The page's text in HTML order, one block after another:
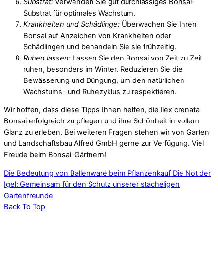
Substrat: Verwenden Sie gut durchlässiges Bonsai-
Substrat für optimales Wachstum.
Krankheiten und Schädlinge: Überwachen Sie Ihren
Bonsai auf Anzeichen von Krankheiten oder
Schädlingen und behandeln Sie sie frühzeitig.
Ruhen lassen: Lassen Sie den Bonsai von Zeit zu Zeit
ruhen, besonders im Winter. Reduzieren Sie die
Bewässerung und Düngung, um den natürlichen
Wachstums- und Ruhezyklus zu respektieren.
Wir hoffen, dass diese Tipps Ihnen helfen, die Ilex crenata
Bonsai erfolgreich zu pflegen und ihre Schönheit in vollem
Glanz zu erleben. Bei weiteren Fragen stehen wir von Garten
und Landschaftsbau Alfred GmbH gerne zur Verfügung. Viel
Freude beim Bonsai-Gärtnern!
Die Bedeutung von Ballenware beim Pflanzenkauf Die Not der
Igel: Gemeinsam für den Schutz unserer stacheligen
Gartenfreunde
Back To Top